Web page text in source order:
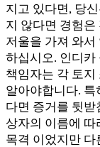
지고 있다면, 당
지 않다면 경험은
저울을 가져 와서
하십시오. 인디카
책임자는 각 토지
알아야합니다.
다면 증거를 뒷받
상자의 이름에
목격 이었지만 다